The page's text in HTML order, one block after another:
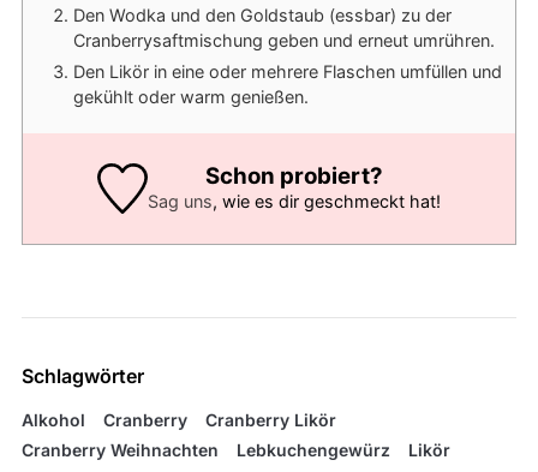
Den Wodka und den Goldstaub (essbar) zu der
Cranberrysaftmischung geben und erneut umrühren.
Den Likör in eine oder mehrere Flaschen umfüllen und
gekühlt oder warm genießen.
Schon probiert?
Sag uns, wie es dir geschmeckt hat!
Schlagwörter
Alkohol Cranberry
Cranberry Likör
Cranberry Weihnachten
Lebkuchengewürz
Likör